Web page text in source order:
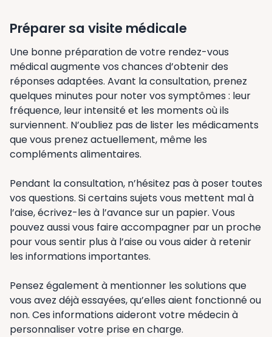
Préparer sa visite médicale
Une bonne préparation de votre rendez-vous
médical augmente vos chances d’obtenir des
réponses adaptées. Avant la consultation, prenez
quelques minutes pour noter vos symptômes : leur
fréquence, leur intensité et les moments où ils
surviennent. N’oubliez pas de lister les médicaments
que vous prenez actuellement, même les
compléments alimentaires.
Pendant la consultation, n’hésitez pas à poser toutes
vos questions. Si certains sujets vous mettent mal à
l’aise, écrivez-les à l’avance sur un papier. Vous
pouvez aussi vous faire accompagner par un proche
pour vous sentir plus à l’aise ou vous aider à retenir
les informations importantes.
Pensez également à mentionner les solutions que
vous avez déjà essayées, qu’elles aient fonctionné ou
non. Ces informations aideront votre médecin à
personnaliser votre prise en charge.